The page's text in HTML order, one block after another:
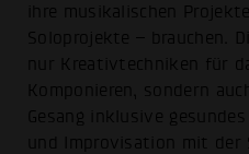
ihre musikalischen
Soloprojekte – brauchen.
nur Kreativtechniken für
Komponieren, sondern
Gesang inklusive
und Improvisation mit der